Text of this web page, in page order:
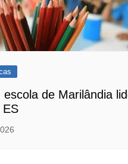
escola de Marilândia
ES